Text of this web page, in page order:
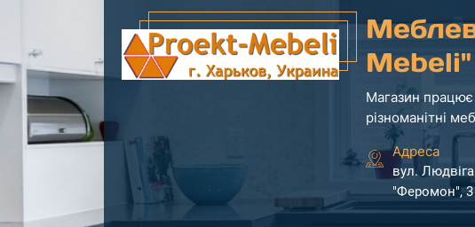
Mebeli"
Магазин працює
різноманітні
Адреса
вул.
"Феромон",